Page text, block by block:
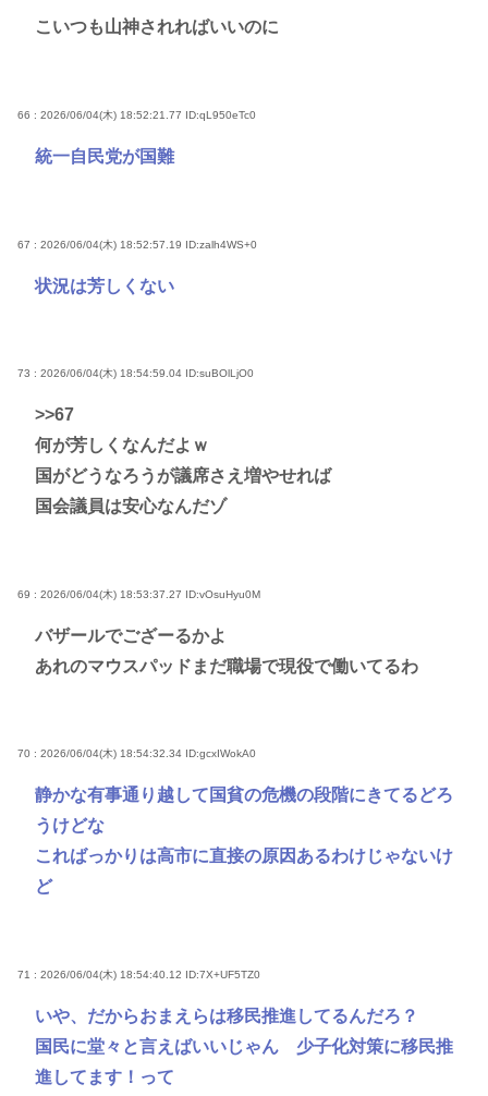
こいつも山神されればいいのに
66 : 2026/06/04(木) 18:52:21.77 ID:qL950eTc0
統一自民党が国難
67 : 2026/06/04(木) 18:52:57.19 ID:zalh4WS+0
状況は芳しくない
73 : 2026/06/04(木) 18:54:59.04 ID:suBOlLjO0
>>67
何が芳しくなんだよｗ
国がどうなろうが議席さえ増やせれば
国会議員は安心なんだゾ
69 : 2026/06/04(木) 18:53:37.27 ID:vOsuHyu0M
バザールでござーるかよ
あれのマウスパッドまだ職場で現役で働いてるわ
70 : 2026/06/04(木) 18:54:32.34 ID:gcxIWokA0
静かな有事通り越して国貧の危機の段階にきてるどろ
うけどな
こればっかりは高市に直接の原因あるわけじゃないけ
ど
71 : 2026/06/04(木) 18:54:40.12 ID:7X+UF5TZ0
いや、だからおまえらは移民推進してるんだろ？
国民に堂々と言えばいいじゃん 少子化対策に移民推
進してます！って